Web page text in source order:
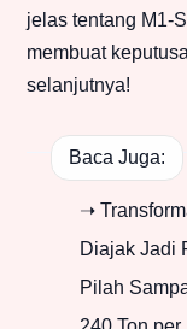
jelas tentang M1-
membuat
selanjutnya!
Baca Juga:
➝
Diajak Jadi
Pilah